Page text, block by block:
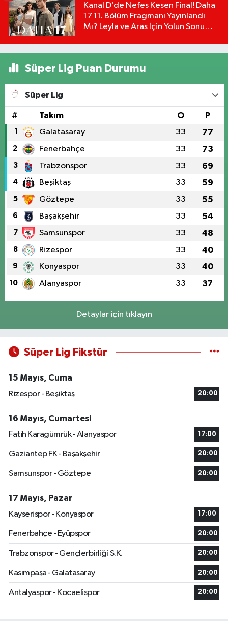
Kanal D’de Nefes Kesen Final! Daha
17 11. Bölüm Fragmanı Yayınlandı
Mı? Leyla ve Aras İçin Yolun Sonu
Süper Lig Puan Durumu
Süper Lig
# Takım O P
1 Galatasaray 33 77
2 Fenerbahçe 33 73
3 Trabzonspor 33 69
4 Beşiktaş 33 59
5 Göztepe 33 55
6 Başakşehir 33 54
7 Samsunspor 33 48
8 Rizespor 33 40
9 Konyaspor 33 40
10 Alanyaspor 33 37
Detaylar için tıklayın
Süper Lig Fikstür
15 Mayıs, Cuma
Rizespor - Beşiktaş
20:00
16 Mayıs, Cumartesi
Fatih Karagümrük - Alanyaspor
17:00
Gaziantep FK - Başakşehir 20:00
Samsunspor - Göztepe 20:00
17 Mayıs, Pazar
Kayserispor - Konyaspor
17:00
Fenerbahçe - Eyüpspor 20:00
Trabzonspor - Gençlerbirliği S.K. 20:00
Kasımpaşa - Galatasaray 20:00
Antalyaspor - Kocaelispor 20:00